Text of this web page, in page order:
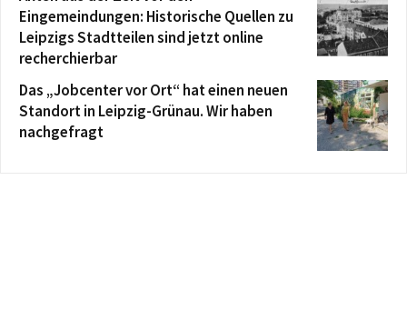
Eingemeindungen: Historische Quellen zu
Leipzigs Stadtteilen sind jetzt online
recherchierbar
Das „Jobcenter vor Ort“ hat einen neuen
Standort in Leipzig-Grünau. Wir haben
nachgefragt